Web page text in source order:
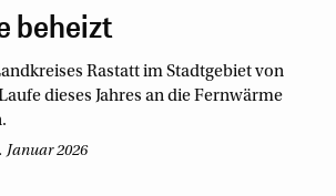
beheizt
Rastatt im Stadtgebiet von
dieses Jahres an die Fernwärme
Januar 2026